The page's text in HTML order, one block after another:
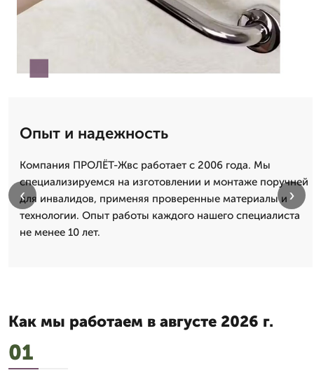
Опыт и надежность
Компания ПРОЛЁТ-Жвс работает с 2006 года. Мы
специализируемся на изготовлении и монтаже поручней
для инвалидов, применяя проверенные материалы и
технологии. Опыт работы каждого нашего специалиста
не менее 10 лет.
‹ ›
Как мы работаем в августе 2026 г.
01